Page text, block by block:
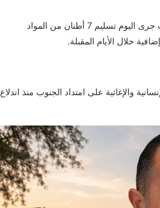
وانطلقت المرحلة الأولى من الخطة من بلدية صور، حيث جرى اليوم تسليم 7 أطنان من المواد
خلال الأيام المقبلة.
والإغاثية على امتداد الجنوب منذ اندلاع